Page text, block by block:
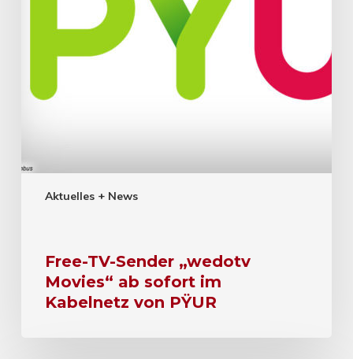
Aktuelles + News
Free-TV-Sender „wedotv
Movies“ ab sofort im
Kabelnetz von PŸUR